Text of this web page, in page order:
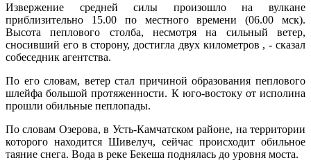
Извержение средней силы произошло на вулкане
приблизительно 15.00 по местного времени (06.00 мск).
Высота пеплового столба, несмотря на сильный ветер,
сносивший его в сторону, достигла двух километров , - сказал
собеседник агентства.
По его словам, ветер стал причиной образования пеплового
шлейфа большой протяженности. К юго-востоку от исполина
прошли обильные пеплопады.
По словам Озерова, в Усть-Камчатском районе, на территории
которого находится Шивелуч, сейчас происходит обильное
таяние снега. Вода в реке Бекеша поднялась до уровня моста.